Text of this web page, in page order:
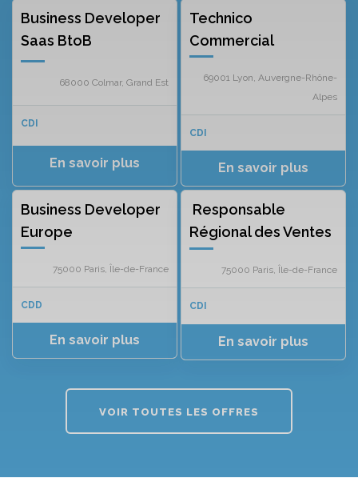
Business Developer
Saas BtoB
68000 Colmar, Grand Est
CDI
Technico
Commercial
69001 Lyon, Auvergne-Rhône-
Alpes
CDI
Business Developer
Europe
75000 Paris, Île-de-France
CDD
Responsable
Régional des Ventes
75000 Paris, Île-de-France
CDI
VOIR TOUTES LES OFFRES